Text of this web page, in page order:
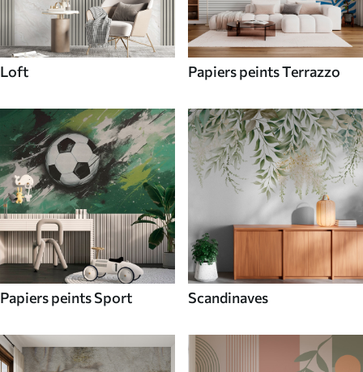
Loft Papiers peints Terrazzo
Papiers peints Sport Scandinaves